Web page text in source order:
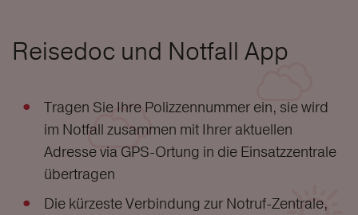
Reisedoc und Notfall App
Tragen Sie Ihre Polizzennummer ein, sie wird
im Notfall zusammen mit Ihrer aktuellen
Adresse via GPS-Ortung in die Einsatzzentrale
übertragen
Die kürzeste Verbindung zur Notruf-Zentrale,